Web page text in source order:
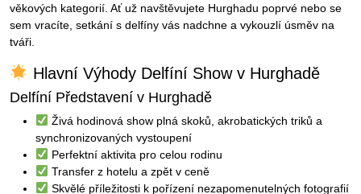
věkových kategorií. Ať už navštěvujete Hurghadu poprvé nebo se
sem vracíte, setkání s delfíny vás nadchne a vykouzlí úsměv na
tváři.
Hlavní Výhody Delfíní Show v Hurghadě
Delfíní Představení v Hurghadě
Živá hodinová show plná skoků, akrobatických triků a
synchronizovaných vystoupení
Perfektní aktivita pro celou rodinu
Transfer z hotelu a zpět v ceně
Skvělé příležitosti k pořízení nezapomenutelných fotografií